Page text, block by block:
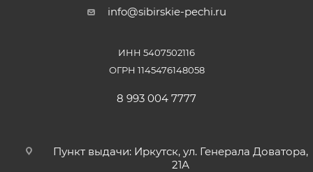
info@sibirskie-pechi.ru
ИНН 5407502116
ОГРН 1145476148058
8 993 004 7777
Пункт выдачи: Иркутск, ул. Генерала Доватора,
21А